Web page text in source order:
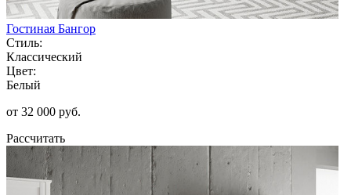
Гостиная Бангор
Стиль:
Классический
Цвет:
Белый
от 32 000 руб.
Рассчитать